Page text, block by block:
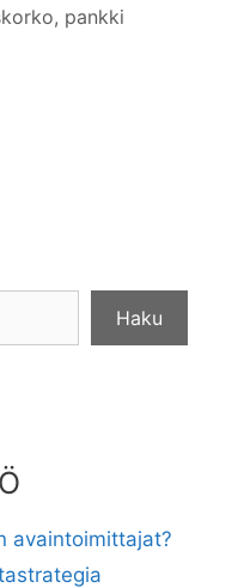
, pankki
Haku
avaintoimittajat?